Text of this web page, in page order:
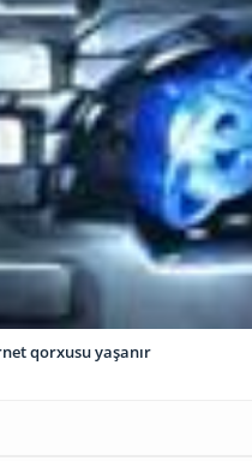
qorxusu yaşanır